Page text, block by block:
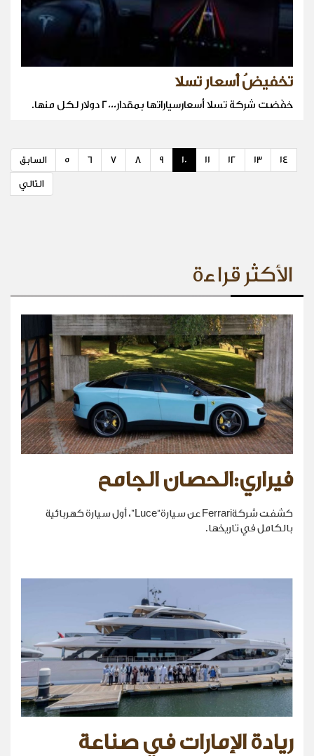
تخفيضُ أسعار تسلا
خفّضت شركة تسلا أسعارسياراتها بمقدار2000 دولار لكل منها.
السابق 5 6 7 8 9 10 11 12 13 14
التالي
الأكثر قراءة
فيراري:الحصان الجامح
كشفت شركةFerrari عن سيارة“Luce”، أول سيارة كهربائية
بالكامل في تاريخها.
ريادة الإمارات في صناعة